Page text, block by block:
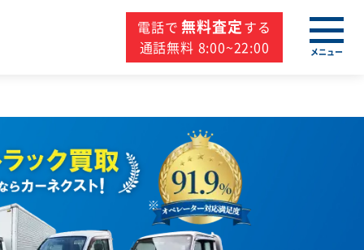
電話で 無料査定する
通話無料 8:00~22:00
メニュー